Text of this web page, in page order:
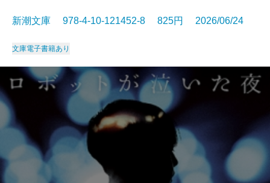
新潮文庫 978-4-10-121452-8 825円 2026/06/24
文庫電子書籍あり